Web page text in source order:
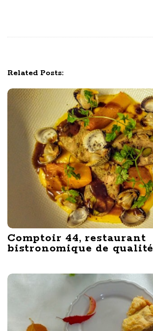
Related Posts:
Comptoir 44, restaurant
bistronomique de qualité